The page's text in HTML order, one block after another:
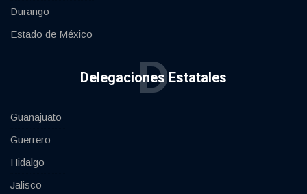
Durango
Estado de México
Delegaciones Estatales
D
Guanajuato
Guerrero
Hidalgo
Jalisco